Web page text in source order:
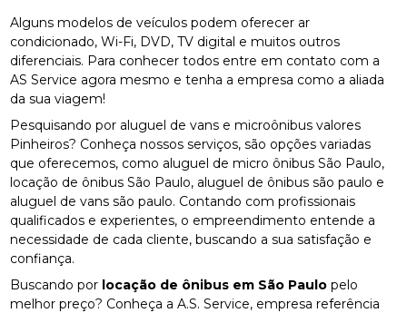
Alguns modelos de veículos podem oferecer ar
condicionado, Wi-Fi, DVD, TV digital e muitos outros
diferenciais. Para conhecer todos entre em contato com a
AS Service agora mesmo e tenha a empresa como a aliada
da sua viagem!
Pesquisando por aluguel de vans e microônibus valores
Pinheiros? Conheça nossos serviços, são opções variadas
que oferecemos, como aluguel de micro ônibus São Paulo,
locação de ônibus São Paulo, aluguel de ônibus são paulo e
aluguel de vans são paulo. Contando com profissionais
qualificados e experientes, o empreendimento entende a
necessidade de cada cliente, buscando a sua satisfação e
confiança.
Buscando por locação de ônibus em São Paulo pelo
melhor preço? Conheça a A.S. Service, empresa referência